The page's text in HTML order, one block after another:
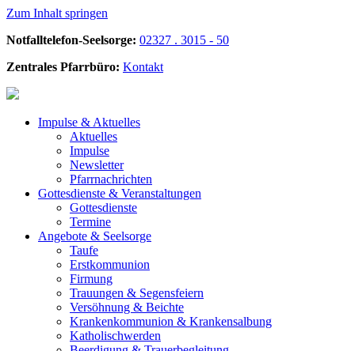
Zum Inhalt springen
Notfalltelefon-Seelsorge: 02327 . 3015 - 50
Zentrales Pfarrbüro: Kontakt
Impulse & Aktuelles
Aktuelles
Impulse
Newsletter
Pfarrnachrichten
Gottesdienste & Veranstaltungen
Gottesdienste
Termine
Angebote & Seelsorge
Taufe
Erstkommunion
Firmung
Trauungen & Segensfeiern
Versöhnung & Beichte
Krankenkommunion & Krankensalbung
Katholischwerden